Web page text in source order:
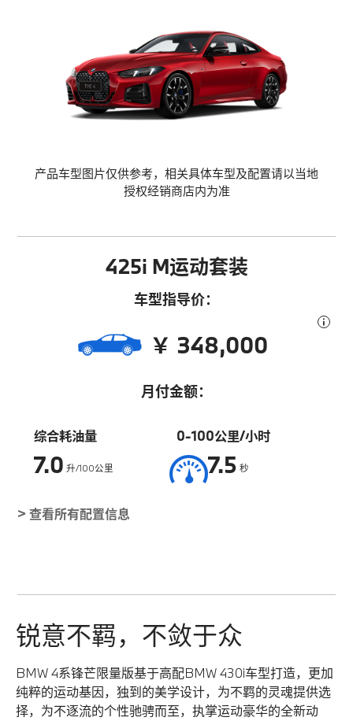
产品车型图片仅供参考，相关具体车型及配置请以当地
授权经销商店内为准
425i M运动套装
车型指导价：
￥ 348,000
月付金额：
0-100公里/小时
7.5 秒
综合耗油量
7.0 升/100公里
> 查看所有配置信息
锐意不羁，不敛于众
BMW 4系锋芒限量版基于高配BMW 430i车型打造，更加
纯粹的运动基因，独到的美学设计，为不羁的灵魂提供选
择，为不逐流的个性驰骋而至，执掌运动豪华的全新动